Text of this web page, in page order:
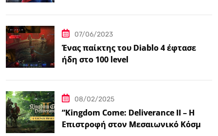
07/06/2023
Ένας παίκτης του Diablo 4 έφτασε
ήδη στο 100 level
08/02/2025
“Kingdom Come: Deliverance II – Η
Επιστροφή στον Μεσαιωνικό Κόσμο